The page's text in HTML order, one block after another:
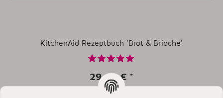
KitchenAid Rezeptbuch 'Brot & Brioche'
29,90 € *